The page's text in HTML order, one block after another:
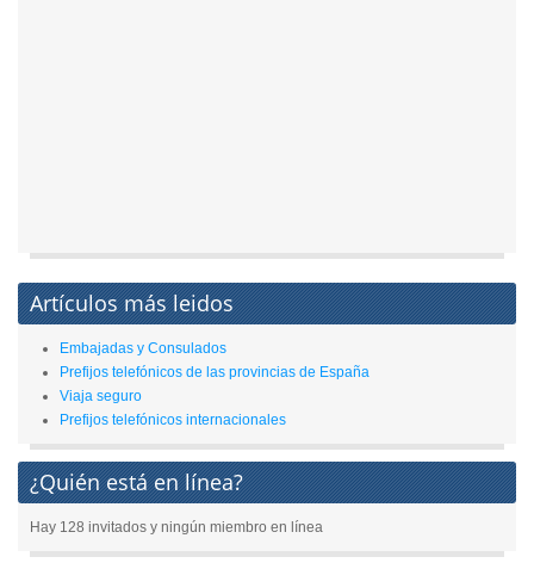
Artículos más leidos
Embajadas y Consulados
Prefijos telefónicos de las provincias de España
Viaja seguro
Prefijos telefónicos internacionales
¿Quién está en línea?
Hay 128 invitados y ningún miembro en línea